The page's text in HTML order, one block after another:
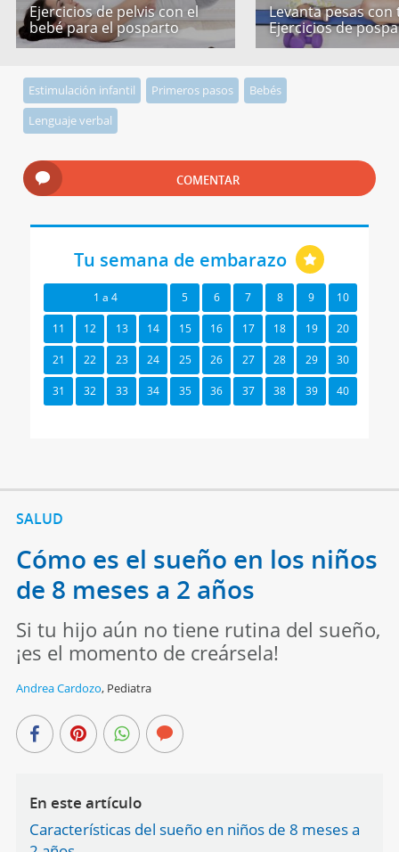
Ejercicios de pelvis con el
bebé para el posparto
Levanta pesas con
Ejercicios de
Estimulación infantil Primeros pasos
Bebés
Lenguaje verbal
COMENTAR
Tu semana de embarazo
1 a 4 5 6 7 8 9 10
11 12 13 14 15 16 17 18 19 20
21 22 23 24 25 26 27 28 29 30
31 32 33 34 35 36 37 38 39 40
SALUD
Cómo es el sueño en los niños
de 8 meses a 2 años
Si tu hijo aún no tiene rutina del sueño,
¡es el momento de creársela!
Andrea Cardozo, Pediatra
En este artículo
Características del sueño en niños de 8 meses a